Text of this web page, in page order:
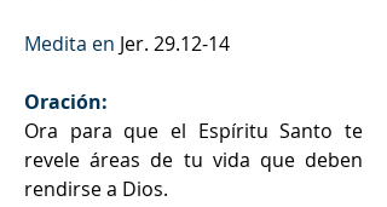
Medita en Jer. 29.12-14
Oración:
Ora para que el Espíritu Santo te
revele áreas de tu vida que deben
rendirse a Dios.